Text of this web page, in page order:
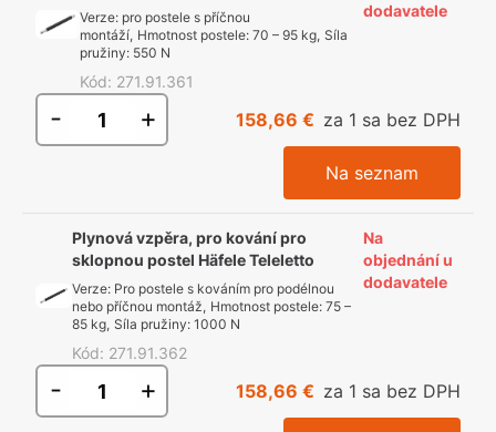
Verze: pro postele s příčnou
montáží, Hmotnost postele:70 – 95 kg, Síla
pružiny: 550 N
Kód: 271.91.361
dodavatele
- + 158,66 € za 1 sa bez DPH
Na seznam
Plynová vzpěra, pro kování pro
sklopnou postel Häfele Teleletto
Verze: Pro postele s kováním pro podélnou
nebo příčnou montáž, Hmotnost postele:75 –
85 kg, Síla pružiny:1000 N
Kód: 271.91.362
Na
objednání u
dodavatele
- + 158,66 € za 1 sa bez DPH